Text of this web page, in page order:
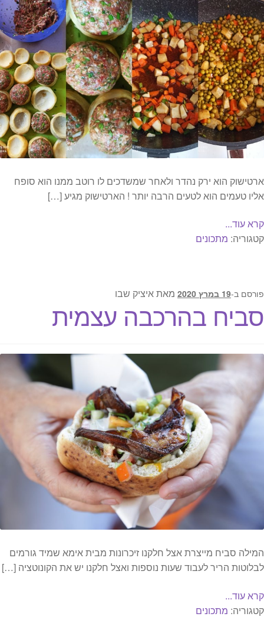
ארטישוק הוא ירק נהדר ולאחר שמשדכים לו רוטב ממנו הוא סופח
אליו טעמים הוא לטעים הרבה יותר ! הארטישוק מגיע […]
קרא עוד...
קטגוריה: מתכונים
פורסם ב-19 במרץ 2020 מאתאיציק שבו
סביח בהרכבה עצמית
המילה סביח מייצרת אצל חלקנו זיכרונות מבית אימא שמיד גורמים
לבלוטות הריר לעבוד שעות נוספות ואצל חלקנו יש את הקונוטציה […]
קרא עוד...
קטגוריה: מתכונים